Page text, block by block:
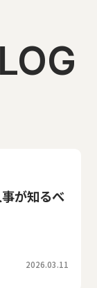
が知るべ
2026.03.11